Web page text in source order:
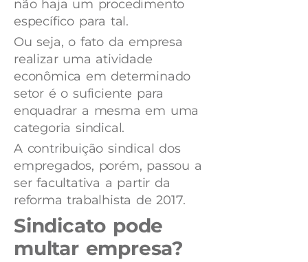
não haja um procedimento
específico para tal.
Ou seja, o fato da empresa
realizar uma atividade
econômica em determinado
setor é o suficiente para
enquadrar a mesma em uma
categoria sindical.
A contribuição sindical dos
empregados, porém, passou a
ser facultativa a partir da
reforma trabalhista de 2017.
Sindicato pode
multar empresa?